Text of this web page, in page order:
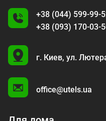
+38 (044) 599-99-
+38 (093) 170-03-
U
г. Киев, ул.
office@utels.ua